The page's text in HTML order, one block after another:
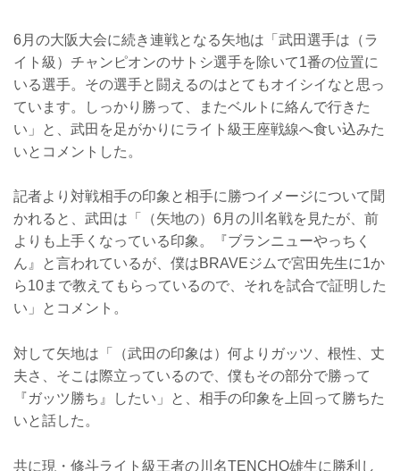
6月の大阪大会に続き連戦となる矢地は「武田選手は（ラ
イト級）チャンピオンのサトシ選手を除いて1番の位置に
いる選手。その選手と闘えるのはとてもオイシイなと思っ
ています。しっかり勝って、またベルトに絡んで行きた
い」と、武田を足がかりにライト級王座戦線へ食い込みた
いとコメントした。
記者より対戦相手の印象と相手に勝つイメージについて聞
かれると、武田は「（矢地の）6月の川名戦を見たが、前
よりも上手くなっている印象。『ブランニューやっちく
ん』と言われているが、僕はBRAVEジムで宮田先生に1か
ら10まで教えてもらっているので、それを試合で証明した
い」とコメント。
対して矢地は「（武田の印象は）何よりガッツ、根性、丈
夫さ、そこは際立っているので、僕もその部分で勝って
『ガッツ勝ち』したい」と、相手の印象を上回って勝ちた
いと話した。
共に現・修斗ライト級王者の川名TENCHO雄生に勝利し